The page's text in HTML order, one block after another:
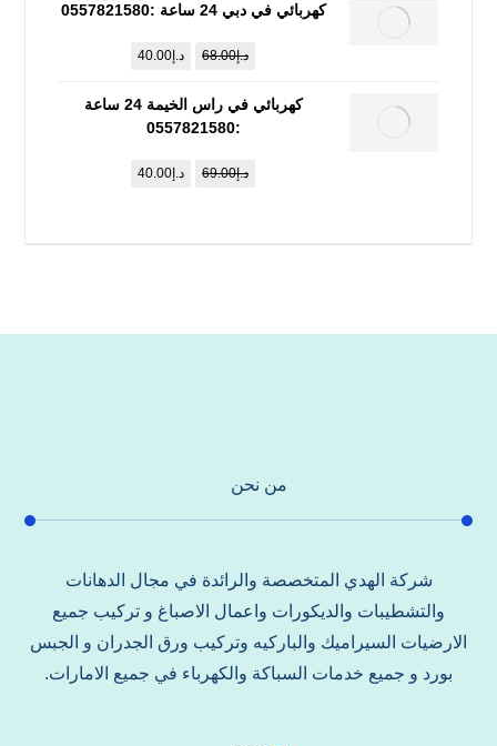
كهربائي في دبي 24 ساعة :0557821580
د.إ68.00 د.إ 40.00
كهربائي في راس الخيمة 24 ساعة
:0557821580
د.إ69.00 د.إ 40.00
من نحن
شركة الهدي المتخصصة والرائدة في مجال الدهانات
والتشطيبات والديكورات واعمال الاصباغ و تركيب جميع
الارضيات السيراميك والباركيه وتركيب ورق الجدران و الجبس
بورد و جميع خدمات السباكة والكهرباء في جميع الامارات.